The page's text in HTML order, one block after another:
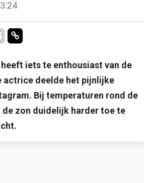
op Whatsapp
Delen via Mail
Delen via link
heeft iets te enthousiast van de
actrice deelde het pijnlijke
Bij temperaturen rond de
de zon duidelijk harder toe te